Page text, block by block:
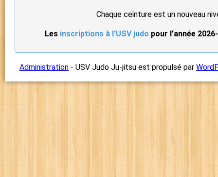
Chaque ceinture est un nouveau
Les inscriptions à l’USV judo pour l’année
Administration - USV Judo Ju-jitsu est propulsé par